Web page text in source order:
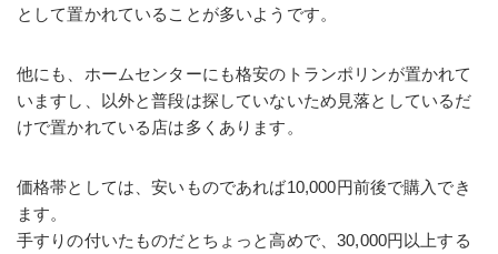
として置かれていることが多いようです。
他にも、ホームセンターにも格安のトランポリンが置かれて
いますし、以外と普段は探していないため見落としているだ
けで置かれている店は多くあります。
価格帯としては、安いものであれば10,000円前後で購入でき
ます。
手すりの付いたものだとちょっと高めで、30,000円以上する